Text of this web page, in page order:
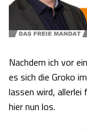
Nachdem ich vor
es sich die Groko
lassen wird,
hier nun los.